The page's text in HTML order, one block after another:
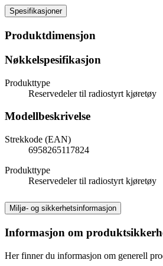
Spesifikasjoner
Produktdimensjon
Nøkkelspesifikasjon
Produkttype
Reservedeler til radiostyrt kjøretøy
Modellbeskrivelse
Strekkode (EAN)
6958265117824
Produkttype
Reservedeler til radiostyrt kjøretøy
Miljø- og sikkerhetsinformasjon
Informasjon om
Her finner du informasjon om generell